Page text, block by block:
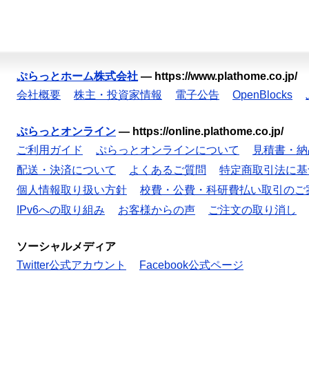
ぷらっとホーム株式会社 — https://www.plathome.co.jp/
会社概要
株主・投資家情報 電子公告 OpenBlocks
ぷらっとオンライン — https://online.plathome.co.jp/
ご利用ガイド
ぷらっとオンラインについて
見積書・
配送・決済について
よくあるご質問
特定商取引法に
個人情報取り扱い方針
校費・公費・科研費払い取引のご
IPv6への取り組み
お客様からの声 ご注文の取り消し
ソーシャルメディア
Twitter公式アカウント
Facebook公式ページ